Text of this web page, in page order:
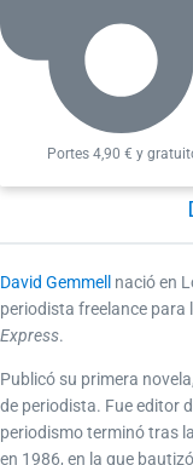
Portes 4,90 € y
David Gemmell
nació en
periodista freelance para
Express.
Publicó su primera novela,
de periodista. Fue editor
periodismo terminó tras
en 1986, en la que